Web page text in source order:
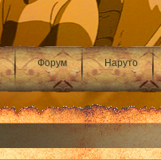
Форум Наруто